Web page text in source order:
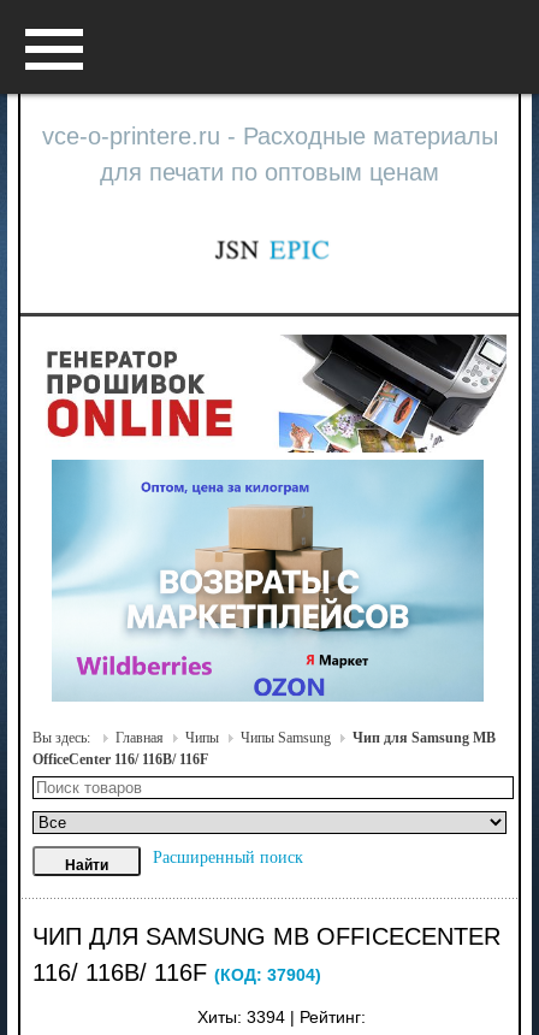
vce-o-printere.ru - Расходные материалы
для печати по оптовым ценам
Вы здесь: Главная Чипы Чипы Samsung
Чип для Samsung MB
OfficeCenter 116/ 116B/ 116F
Расширенный поиск
ЧИП ДЛЯ SAMSUNG MB OFFICECENTER
116/ 116B/ 116F (КОД: 37904)
Хиты: 3394 Рейтинг: